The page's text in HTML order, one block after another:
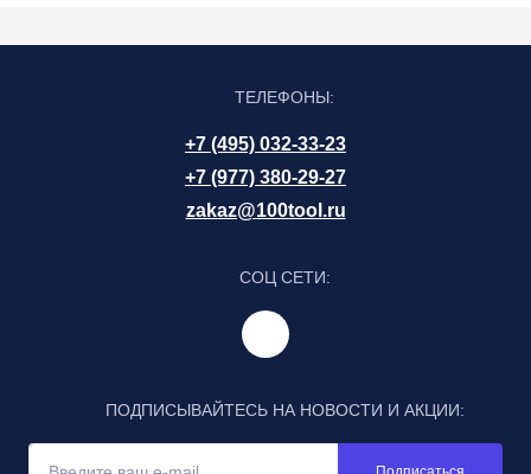
ТЕЛЕФОНЫ:
+7 (495) 032-33-23
+7 (977) 380-29-27
zakaz@100tool.ru
СОЦ СЕТИ:
ПОДПИСЫВАЙТЕСЬ НА НОВОСТИ И АКЦИИ: